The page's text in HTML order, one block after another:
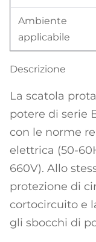
Ambiente
applicabile
Descrizione
La scatola
potere di serie
con le norme
elettrica (50-
660V). Allo
protezione di
cortocircuito e
gli sbocchi di